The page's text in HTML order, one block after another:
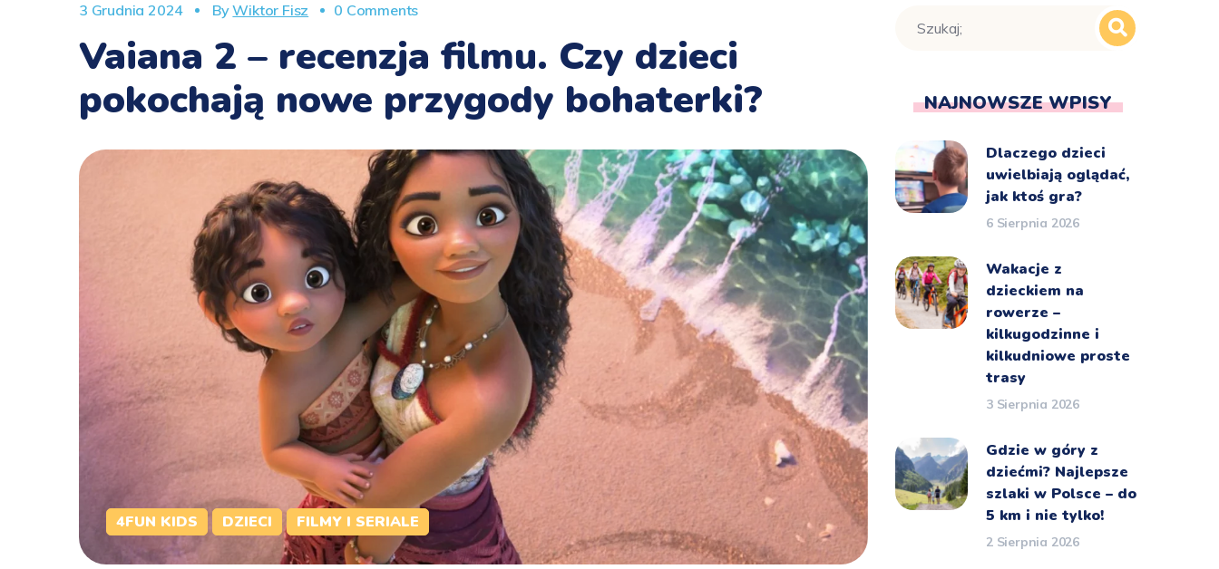
3 Grudnia 2024 ByWiktor Fisz 0 Comments
Vaiana 2 – recenzja filmu. Czy dzieci
pokochają nowe przygody bohaterki?
4FUN KIDS DZIECI FILMY I SERIALE
NAJNOWSZE WPISY
Dlaczego dzieci
uwielbiają oglądać,
jak ktoś gra?
6 Sierpnia 2026
Wakacje z
dzieckiem na
rowerze –
kilkugodzinne i
kilkudniowe proste
trasy
3 Sierpnia 2026
Gdzie w góry z
dziećmi? Najlepsze
szlaki w Polsce – do
5 km i nie tylko!
2 Sierpnia 2026